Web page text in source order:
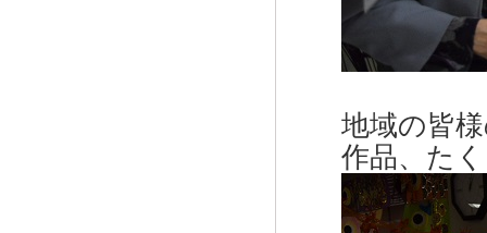
地域の皆
作品、た